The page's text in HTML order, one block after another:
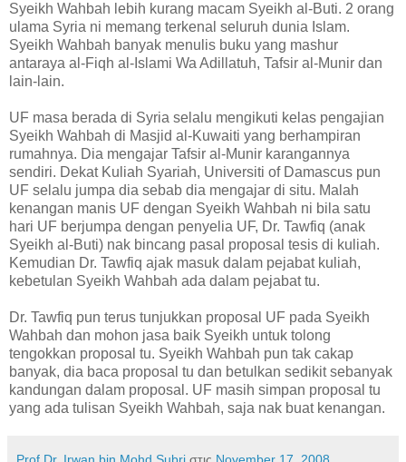
Syeikh Wahbah lebih kurang macam Syeikh al-Buti. 2 orang
ulama Syria ni memang terkenal seluruh dunia Islam.
Syeikh Wahbah banyak menulis buku yang mashur
antaraya al-Fiqh al-Islami Wa Adillatuh, Tafsir al-Munir dan
lain-lain.
UF masa berada di Syria selalu mengikuti kelas pengajian
Syeikh Wahbah di Masjid al-Kuwaiti yang berhampiran
rumahnya. Dia mengajar Tafsir al-Munir karangannya
sendiri. Dekat Kuliah Syariah, Universiti of Damascus pun
UF selalu jumpa dia sebab dia mengajar di situ. Malah
kenangan manis UF dengan Syeikh Wahbah ni bila satu
hari UF berjumpa dengan penyelia UF, Dr. Tawfiq (anak
Syeikh al-Buti) nak bincang pasal proposal tesis di kuliah.
Kemudian Dr. Tawfiq ajak masuk dalam pejabat kuliah,
kebetulan Syeikh Wahbah ada dalam pejabat tu.
Dr. Tawfiq pun terus tunjukkan proposal UF pada Syeikh
Wahbah dan mohon jasa baik Syeikh untuk tolong
tengokkan proposal tu. Syeikh Wahbah pun tak cakap
banyak, dia baca proposal tu dan betulkan sedikit sebanyak
kandungan dalam proposal. UF masih simpan proposal tu
yang ada tulisan Syeikh Wahbah, saja nak buat kenangan.